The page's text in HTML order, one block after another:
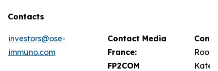
Contacts
investors@ose-
immuno.com
Contact Media
France:
FP2COM
Kate